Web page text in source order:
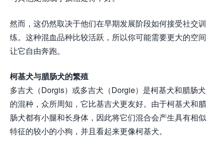
然而，这仍然取决于他们在早期发展阶段如何接受社交训
练。这种混血品种比较活跃，所以你可能需要更大的空间
让它自由奔跑。
柯基犬与腊肠犬的繁殖
多吉犬（Dorgis）或多吉犬（Dorgie）是柯基犬和腊肠犬
的混种，众所周知，它比基吉犬更友好。由于柯基犬和腊
肠犬都有小腿和长身体，因此将它们混合会产生具有相似
特征的较小的小狗，并且看起来更像柯基犬。